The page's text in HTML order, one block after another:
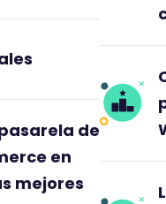
de
en
mejores